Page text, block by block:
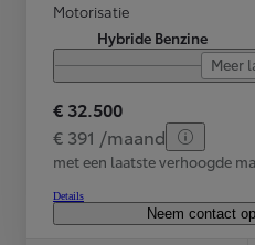
Motorisatie
Hybride Benzine
Meer
€ 32.500
€ 391 /maand
met een laatste verhoogde
Details
Neem contact